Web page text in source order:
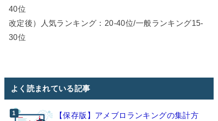
40位
改定後）人気ランキング：20-40位/一般ランキング15-
30位
よく読まれている記事
【保存版】アメブロランキングの集計方